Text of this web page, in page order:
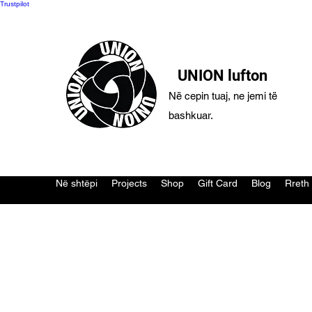
Trustpilot
UNION lufton
Në cepin tuaj, ne jemi të
bashkuar.
Në shtëpi Projects Shop Gift Card Blog Rreth